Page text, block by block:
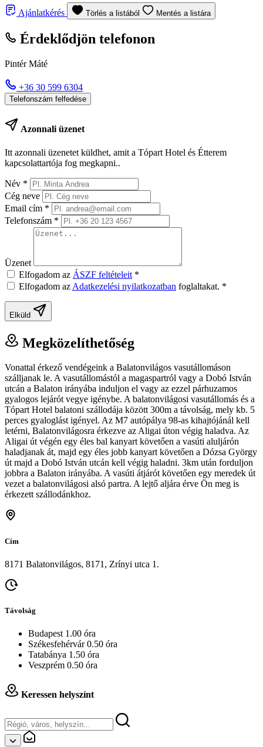
Ajánlatkérés Törlés a listából Mentés a listára
Érdeklődjön telefonon
Pintér Máté
+36 30 599 6304
Telefonszám felfedése
Azonnali üzenet
Itt azonnali üzenetet küldhet, amit a Tópart Hotel és Étterem
kapcsolattartója fog megkapni..
Név *
Cég neve
Email cím *
Telefonszám *
Üzenet
Elfogadom az ÁSZF feltételeit *
Elfogadom az Adatkezelési nyilatkozatban foglaltakat. *
Elküld
Megközelíthetőség
Vonattal érkező vendégeink a Balatonvilágos vasutállomáson
szálljanak le. A vasutállomástól a magaspartról vagy a Dobó István
utcán a Balaton irányába induljon el vagy az ezzel párhuzamos
gyalogos lejárót vegye igénybe. A balatonvilágosi vasutállomás és a
Tópart Hotel balatoni szállodája között 300m a távolság, mely kb. 5
perces gyaloglást igényel. Az M7 autópálya 98-as kihajtójánál kell
letérni, Balatonvilágosra érkezve az Aligai úton végig haladva. Az
Aligai út végén egy éles bal kanyart követően a vasúti aluljárón
haladjanak át, majd egy éles jobb kanyart követően a Dózsa György
út majd a Dobó István utcán kell végig haladni. 3km után forduljon
jobbra a Balaton irányába. A vasúti átjárót követően egy meredek út
vezet a balatonvilágosi alsó partra. A lejtő aljára érve Ön meg is
érkezett szállodánkhoz.
Cím
8171 Balatonvilágos, 8171, Zrínyi utca 1.
Távolság
Budapest 1.00 óra
Székesfehérvár 0.50 óra
Tatabánya 1.50 óra
Veszprém 0.50 óra
Keressen helyszínt